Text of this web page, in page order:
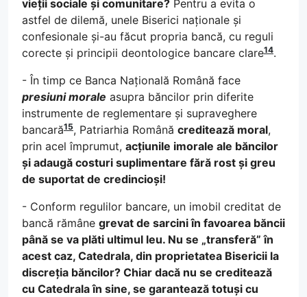
vieții sociale și comunitare? Pentru a evita o
astfel de dilemă, unele Biserici naționale și
confesionale și-au făcut propria bancă, cu reguli
corecte și principii deontologice bancare clare14.
- În timp ce Banca Națională Română face
presiuni morale asupra băncilor prin diferite
instrumente de reglementare și supraveghere
bancară15, Patriarhia Română creditează moral,
prin acel împrumut, acțiunile imorale ale băncilor
și adaugă costuri suplimentare fără rost și greu
de suportat de credincioși!
- Conform regulilor bancare, un imobil creditat de
bancă rămâne grevat de sarcini în favoarea băncii
până se va plăti ultimul leu. Nu se „transferă” în
acest caz, Catedrala, din proprietatea Bisericii la
discreția băncilor? Chiar dacă nu se creditează
cu Catedrala în sine, se garantează totuși cu